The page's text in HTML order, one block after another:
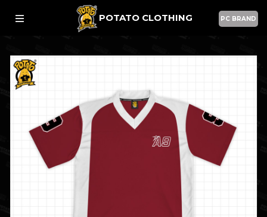
POTATO CLOTHING PC BRAND